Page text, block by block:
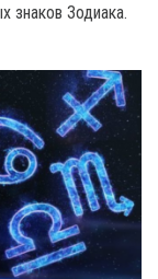
знаков Зодиака.